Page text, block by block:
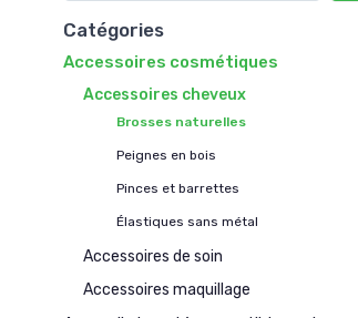
Catégories
Accessoires cosmétiques
Accessoires cheveux
Brosses naturelles
Peignes en bois
Pinces et barrettes
Élastiques sans métal
Accessoires de soin
Accessoires maquillage